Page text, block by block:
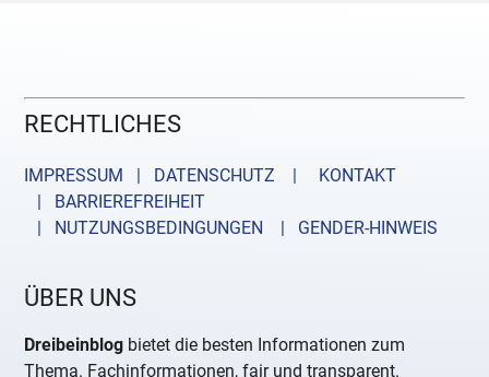
RECHTLICHES
IMPRESSUM | DATENSCHUTZ |
KONTAKT
| BARRIEREFREIHEIT
| NUTZUNGSBEDINGUNGEN
| GENDER-HINWEIS
ÜBER UNS
Dreibeinblog bietet die besten Informationen zum
Thema. Fachinformationen, fair und transparent.